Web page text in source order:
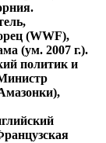
(WWF),
(ум. 2007 г.).
политик и